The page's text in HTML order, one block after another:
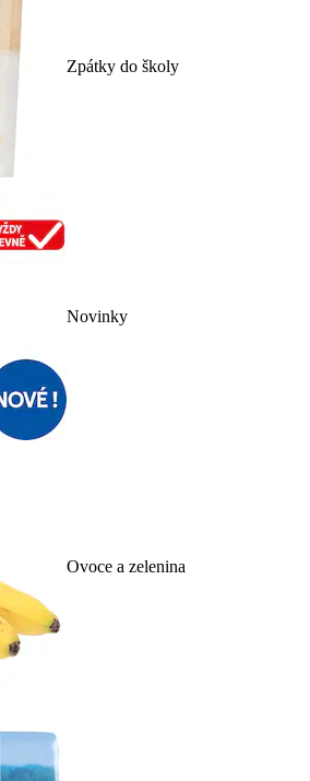
Zpátky do školy
Novinky
Ovoce a zelenina